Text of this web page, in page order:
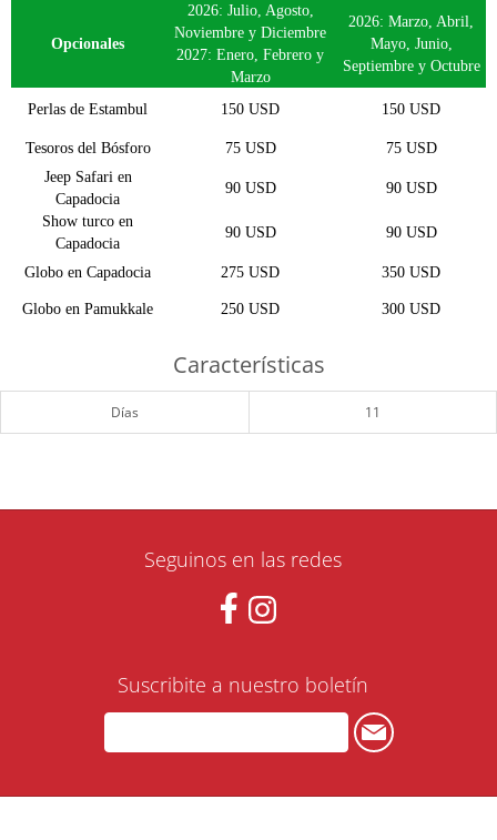
Opcionales
2026: Julio, Agosto,
Noviembre y Diciembre
2027: Enero, Febrero y
Marzo
2026: Marzo, Abril,
Mayo, Junio,
Septiembre y Octubre
Perlas de Estambul 150 USD 150 USD
Tesoros del Bósforo 75 USD
75 USD
Jeep Safari en
Capadocia
90 USD
90 USD
Show turco en
Capadocia
90 USD 90 USD
Globo en Capadocia 275 USD 350 USD
Globo en Pamukkale 250 USD 300 USD
Características
Días 11
Seguinos en las redes
Suscribite a nuestro boletín